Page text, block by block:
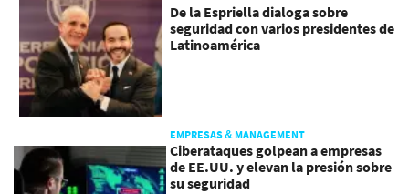
De la Espriella dialoga sobre
seguridad con varios presidentes de
Latinoamérica
EMPRESAS & MANAGEMENT
Ciberataques golpean a empresas
de EE.UU. y elevan la presión sobre
su seguridad